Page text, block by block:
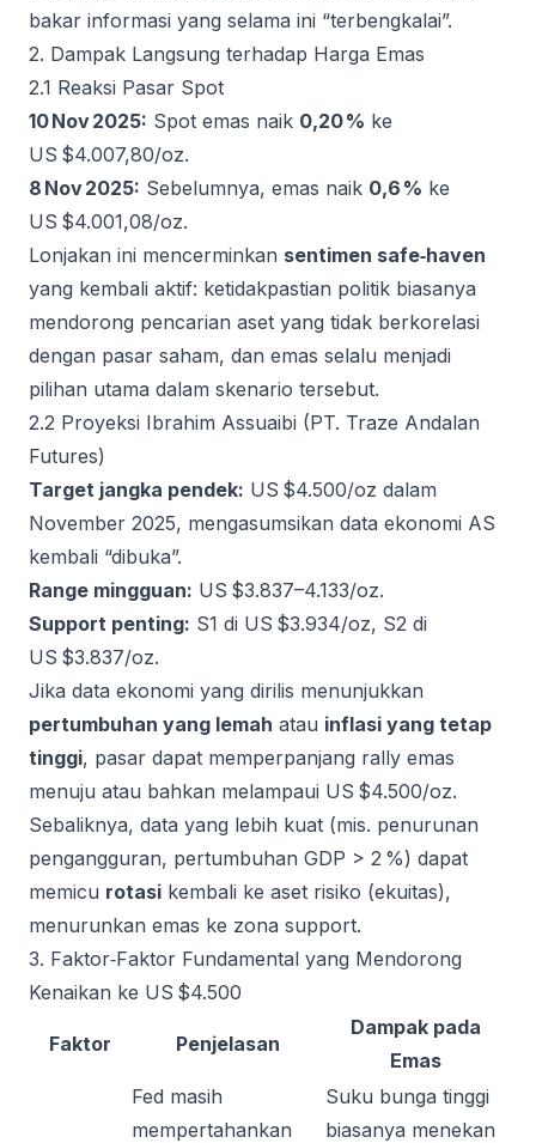
bakar informasi yang selama ini “terbengkalai”.
2. Dampak Langsung terhadap Harga Emas
2.1 Reaksi Pasar Spot
10 Nov 2025: Spot emas naik 0,20 % ke
US $4.007,80/oz.
8 Nov 2025: Sebelumnya, emas naik 0,6 % ke
US $4.001,08/oz.
Lonjakan ini mencerminkan sentimen safe‑haven
yang kembali aktif: ketidakpastian politik biasanya
mendorong pencarian aset yang tidak berkorelasi
dengan pasar saham, dan emas selalu menjadi
pilihan utama dalam skenario tersebut.
2.2 Proyeksi Ibrahim Assuaibi (PT. Traze Andalan
Futures)
Target jangka pendek: US $4.500/oz dalam
November 2025, mengasumsikan data ekonomi AS
kembali “dibuka”.
Range mingguan: US $3.837–4.133/oz.
Support penting: S1 di US $3.934/oz, S2 di
US $3.837/oz.
Jika data ekonomi yang dirilis menunjukkan
pertumbuhan yang lemah atau inflasi yang tetap
tinggi, pasar dapat memperpanjang rally emas
menuju atau bahkan melampaui US $4.500/oz.
Sebaliknya, data yang lebih kuat (mis. penurunan
pengangguran, pertumbuhan GDP > 2 %) dapat
memicu rotasi kembali ke aset risiko (ekuitas),
menurunkan emas ke zona support.
3. Faktor‑Faktor Fundamental yang Mendorong
Kenaikan ke US $4.500
Faktor Penjelasan
Dampak pada
Emas
Fed masih
mempertahankan
Suku bunga tinggi
biasanya menekan